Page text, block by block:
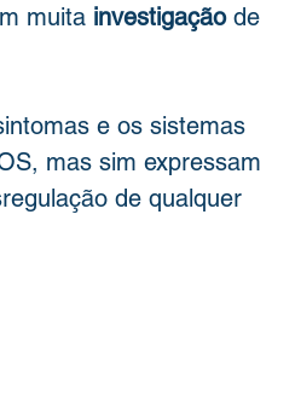
muita investigação de
e os sistemas
mas sim expressam
de qualquer